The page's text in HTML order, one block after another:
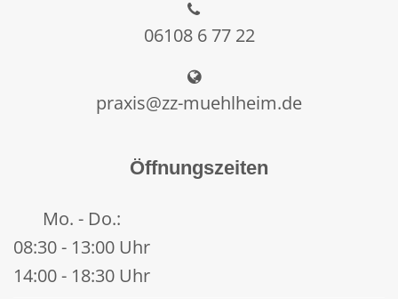
06108 6 77 22
praxis@zz-muehlheim.de
Öffnungszeiten
Mo. - Do.:
08:30 - 13:00 Uhr
14:00 - 18:30 Uhr